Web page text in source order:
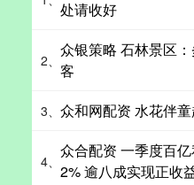
处请收好
2、
众银策略 石林景区
客
3、 众和网配资 水花伴
4、
众合配资 一季度百
2% 逾八成实现正收